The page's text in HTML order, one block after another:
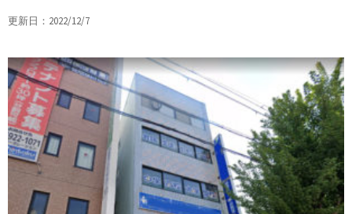
更新日：2022/12/7